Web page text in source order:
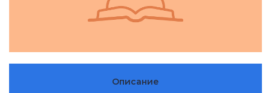
Описание